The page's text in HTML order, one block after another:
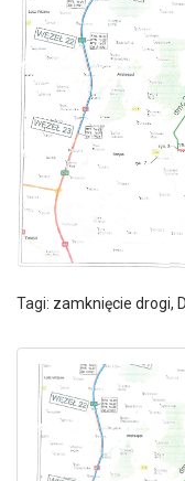
Tagi: zamknięcie drogi,